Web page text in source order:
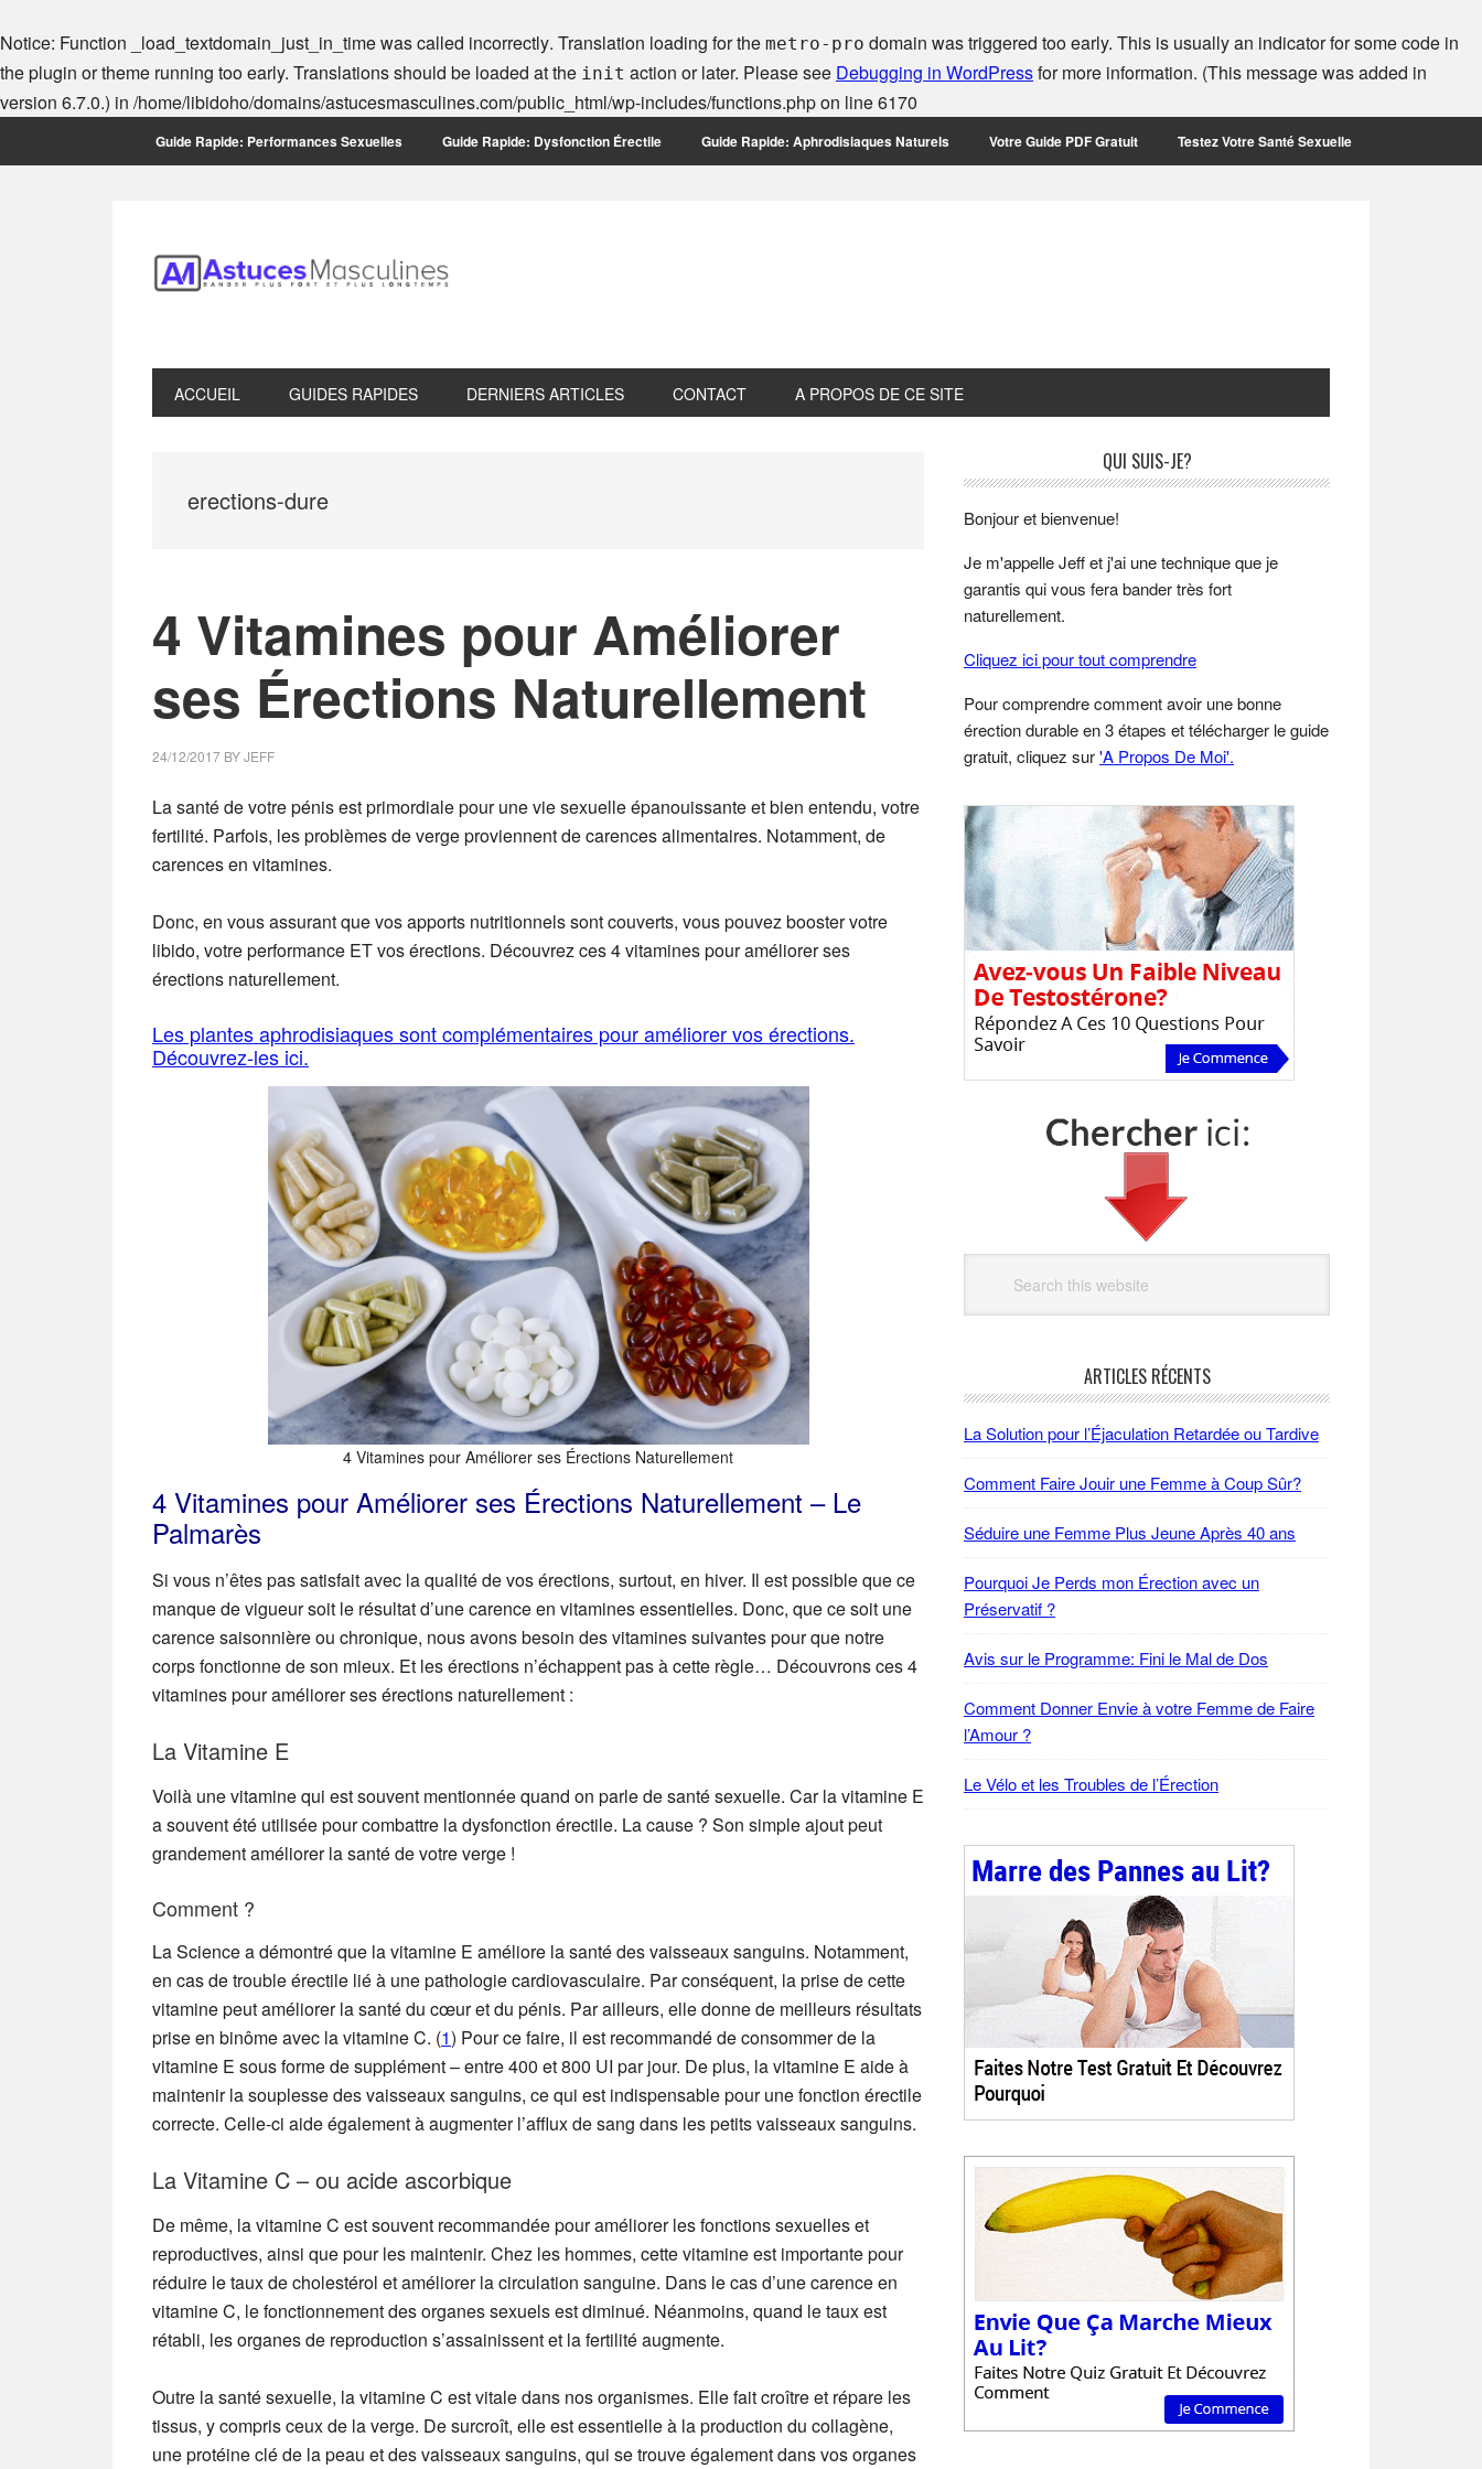
Notice: Function _load_textdomain_just_in_time was called incorrectly. Translation loading for the metro-pro domain was triggered too early. This is usually an indicator for some code in
the plugin or theme running too early. Translations should be loaded at the init action or later. Please see Debugging in WordPressfor more information. (This message was added in
version 6.7.0.) in /home/libidoho/domains/astucesmasculines.com/public_html/wp-includes/functions.phpon line6170
to
to
to
to
Guide Rapide: Performances Sexuelles Guide Rapide: Dysfonction Érectile Guide Rapide: Aphrodisiaques Naturels Votre Guide PDF Gratuit Testez Votre Santé Sexuelle
ACCUEIL GUIDES RAPIDES DERNIERS ARTICLES CONTACT A PROPOS DE CE SITE
erections-dure
4 Vitamines pour Améliorer
ses Érections Naturellement
24/12/2017 BYJEFF
La santé de votre pénis est primordiale pour une vie sexuelle épanouissante et bien entendu, votre
fertilité. Parfois, les problèmes de verge proviennent de carences alimentaires. Notamment, de
carences en vitamines.
Donc, en vous assurant que vos apports nutritionnels sont couverts, vous pouvez booster votre
libido, votre performance ET vos érections. Découvrez ces 4 vitamines pour améliorer ses
érections naturellement.
Les plantes aphrodisiaques sont complémentaires pour améliorer vos érections.
Découvrez-les ici.
4 Vitamines pour Améliorer ses Érections Naturellement
4 Vitamines pour Améliorer ses Érections Naturellement – Le
Palmarès
Si vous n’êtes pas satisfait avec la qualité de vos érections, surtout, en hiver. Il est possible que ce
manque de vigueur soit le résultat d’une carence en vitamines essentielles. Donc, que ce soit une
carence saisonnière ou chronique, nous avons besoin des vitamines suivantes pour que notre
corps fonctionne de son mieux. Et les érections n’échappent pas à cette règle… Découvrons ces 4
vitamines pour améliorer ses érections naturellement :
La Vitamine E
Voilà une vitamine qui est souvent mentionnée quand on parle de santé sexuelle. Car la vitamine E
a souvent été utilisée pour combattre la dysfonction érectile. La cause ? Son simple ajout peut
grandement améliorer la santé de votre verge !
Comment ?
La Science a démontré que la vitamine E améliore la santé des vaisseaux sanguins. Notamment,
en cas de trouble érectile lié à une pathologie cardiovasculaire. Par conséquent, la prise de cette
vitamine peut améliorer la santé du cœur et du pénis. Par ailleurs, elle donne de meilleurs résultats
prise en binôme avec la vitamine C. (1) Pour ce faire, il est recommandé de consommer de la
vitamine E sous forme de supplément – entre 400 et 800 UI par jour. De plus, la vitamine E aide à
maintenir la souplesse des vaisseaux sanguins, ce qui est indispensable pour une fonction érectile
correcte. Celle-ci aide également à augmenter l’afflux de sang dans les petits vaisseaux sanguins.
La Vitamine C – ou acide ascorbique
De même, la vitamine C est souvent recommandée pour améliorer les fonctions sexuelles et
reproductives, ainsi que pour les maintenir. Chez les hommes, cette vitamine est importante pour
réduire le taux de cholestérol et améliorer la circulation sanguine. Dans le cas d’une carence en
vitamine C, le fonctionnement des organes sexuels est diminué. Néanmoins, quand le taux est
rétabli, les organes de reproduction s’assainissent et la fertilité augmente.
Outre la santé sexuelle, la vitamine C est vitale dans nos organismes. Elle fait croître et répare les
tissus, y compris ceux de la verge. De surcroît, elle est essentielle à la production du collagène,
une protéine clé de la peau et des vaisseaux sanguins, qui se trouve également dans vos organes
Sidebar
QUI SUIS-JE?
Bonjour et bienvenue!
Je m'appelle Jeff et j'ai une technique que je
garantis qui vous fera bander très fort
naturellement.
Cliquez ici pour tout comprendre
Pour comprendre comment avoir une bonne
érection durable en 3 étapes et télécharger le guide
gratuit, cliquez sur'A Propos De Moi'.
website
ARTICLES RÉCENTS
La Solution pour l’Éjaculation Retardée ou Tardive
Comment Faire Jouir une Femme à Coup Sûr?
Séduire une Femme Plus Jeune Après 40 ans
Pourquoi Je Perds mon Érection avec un
Préservatif ?
Avis sur le Programme: Fini le Mal de Dos
Comment Donner Envie à votre Femme de Faire
l’Amour ?
Le Vélo et les Troubles de l’Érection